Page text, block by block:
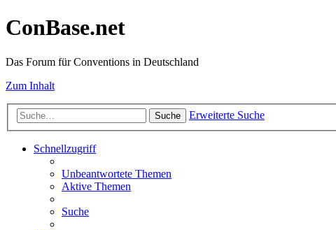
ConBase.net
Das Forum für Conventions in Deutschland
Zum Inhalt
Suche Erweiterte Suche
Schnellzugriff
Unbeantwortete Themen
Aktive Themen
Suche